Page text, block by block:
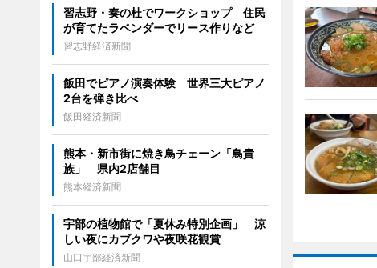
習志野・奏の杜でワークショップ 住民
が育てたラベンダーでリース作りなど
習志野経済新聞
飯田でピアノ演奏体験 世界三大ピアノ
2台を弾き比べ
飯田経済新聞
熊本・新市街に焼き鳥チェーン「鳥貴
族」 県内2店舗目
熊本経済新聞
宇部の植物館で「夏休み特別企画」 涼
しい夜にカブクワや夜咲花観賞
山口宇部経済新聞